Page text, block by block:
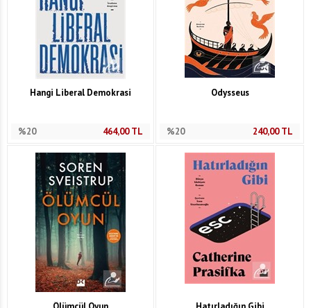
Hangi Liberal Demokrasi
%20 464,00TL
Odysseus
%20 240,00TL